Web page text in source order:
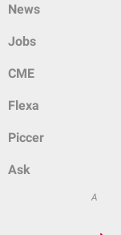
News
Jobs
CME
Flexa
Piccer
Ask
A